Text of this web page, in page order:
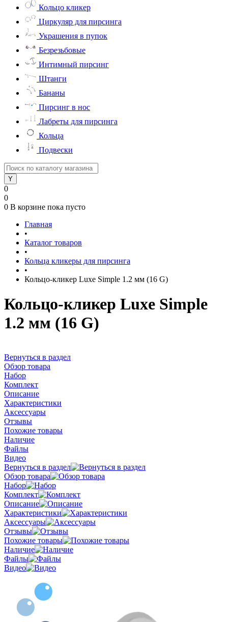
Кольцо кликер
Циркуляр для пирсинга
Украшения в пупок
Безрезьбовые
Интимный пирсинг
Штанги
Бананы
Пирсинг в нос
Лабреты для пирсинга
Кольца
Подвески
0
0
0 В корзине пока пусто
Главная
•
Каталог товаров
•
Кольца кликеры для пирсинга
•
Кольцо-кликер Luxe Simple 1.2 мм (16 G)
Кольцо-кликер Luxe Simple
1.2 мм (16 G)
Вернуться в раздел
Обзор товара
Набор
Комплект
Описание
Характеристики
Аксессуары
Отзывы
Похожие товары
Наличие
Файлы
Видео
Вернуться в раздел
Обзор товара
Набор
Комплект
Описание
Характеристики
Аксессуары
Отзывы
Похожие товары
Наличие
Файлы
Видео